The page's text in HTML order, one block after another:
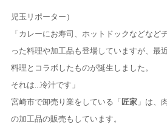
児玉リポーター）
「カレーにお寿司、ホットドックなどなど
った料理や加工品も登場していますが、最
料理とコラボしたものが誕生しました。
それは…冷汁です」
宮崎市で卸売り業をしている「匠家」は、
の加工品の販売もしています。